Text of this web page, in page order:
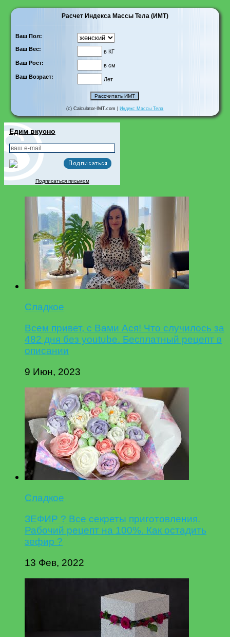
Расчет Индекса Массы Тела (ИМТ)
Ваш Пол:
Ваш Вес:
в КГ
Ваш Рост:
в см
Ваш Возраст:
Лет
(c) Calculator-IMT.com | Индекс Массы Тела
Едим вкусно
Подписаться письмом
Сладкое
Всем привет, с Вами Ася! Что случилось за
482 дня без youtube. Бесплатный рецепт в
описании
9 Июн, 2023
Сладкое
ЗЕФИР ? Все секреты приготовления.
Рабочий рецепт на 100%. Как остадить
зефир ?
13 Фев, 2022